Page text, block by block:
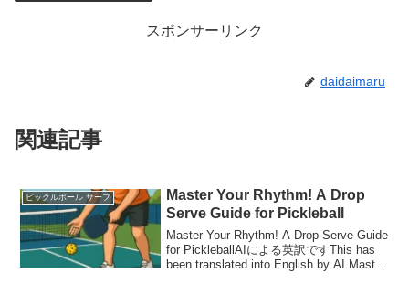
スポンサーリンク
daidaimaru
関連記事
ピックルボール サーブ
Master Your Rhythm! A Drop
Serve Guide for Pickleball
Master Your Rhythm! A Drop Serve Guide
for PickleballAIによる英訳ですThis has
been translated into English by AI.Master